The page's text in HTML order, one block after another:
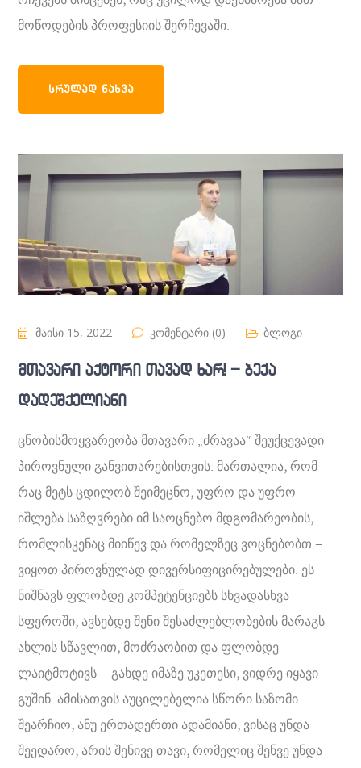
მოწოდების პროფესიის შერჩევაში.
ᲡᲠᲣᲚᲐᲓ ᲜᲐᲮᲕᲐ
მაისი 15, 2022 კომენტარი (0) ბლოგი
მთავარი აქტორი თავად ხარ! – ბექა
დადეშქელიანი
ცნობისმოყვარეობა მთავარი „ძრავაა“ შეუქცევადი
პიროვნული განვითარებისთვის. მართალია, რომ
რაც მეტს ცდილობ შეიმეცნო, უფრო და უფრო
იშლება საზღვრები იმ საოცნებო მდგომარეობის,
რომლისკენაც მიიწევ და რომელზეც ვოცნებობთ –
ვიყოთ პიროვნულად დივერსიფიცირებულები. ეს
ნიშნავს ფლობდე კომპეტენციებს სხვადასხვა
სფეროში, ავსებდე შენი შესაძლებლობების მარაგს
ახლის სწავლით, მოძრაობით და ფლობდე
ლაიტმოტივს – გახდე იმაზე უკეთესი, ვიდრე იყავი
გუშინ. ამისათვის აუცილებელია სწორი საზომი
შეარჩიო, ანუ ერთადერთი ადამიანი, ვისაც უნდა
შეედარო, არის შენივე თავი, რომელიც შენვე უნდა